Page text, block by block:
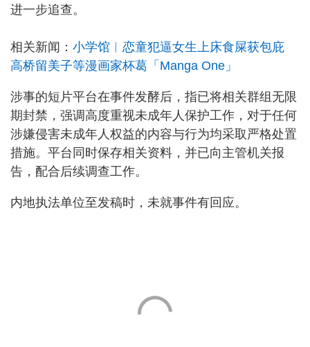
进一步追查。
相关新闻： 小学馆︱恋童犯逼女生上床食屎获包庇
高桥留美子等漫画家杯葛「Manga One」
涉事的短片平台在事件发酵后，指已将相关群组无限
期封禁，强调高度重视未成年人保护工作，对于任何
涉嫌侵害未成年人权益的内容与行为均采取严格处置
措施。平台同时保存相关资料，并已向主管机关报
告，配合后续调查工作。
内地执法单位至发稿时，未就事件有回应。